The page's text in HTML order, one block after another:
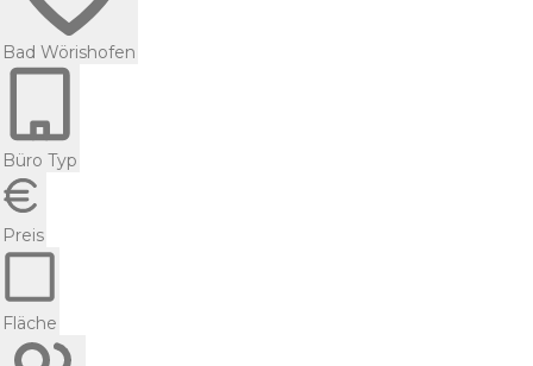
Bad Wörishofen
Büro Typ
Preis
Fläche